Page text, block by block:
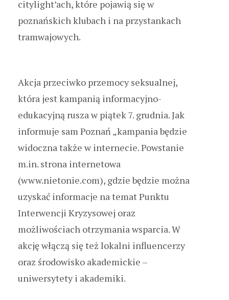
citylight’ach, które pojawią się w
poznańskich klubach i na przystankach
tramwajowych.
Akcja przeciwko przemocy seksualnej,
która jest kampanią informacyjno-
edukacyjną rusza w piątek 7. grudnia. Jak
informuje sam Poznań „kampania będzie
widoczna także w internecie. Powstanie
m.in. strona internetowa
(www.nietonie.com), gdzie będzie można
uzyskać informacje na temat Punktu
Interwencji Kryzysowej oraz
możliwościach otrzymania wsparcia. W
akcję włączą się też lokalni influencerzy
oraz środowisko akademickie –
uniwersytety i akademiki.